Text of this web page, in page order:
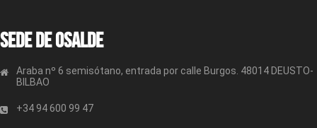
Sede de OSALDE
Araba nº 6 semisótano, entrada por calle Burgos. 48014 DEUSTO-
BILBAO
+34 94 600 99 47